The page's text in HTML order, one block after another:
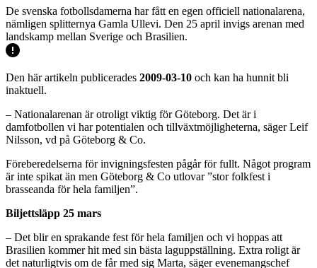
De svenska fotbollsdamerna har fått en egen officiell nationalarena,
nämligen splitternya Gamla Ullevi. Den 25 april invigs arenan med
landskamp mellan Sverige och Brasilien.
Den här artikeln publicerades 2009-03-10 och kan ha hunnit bli
inaktuell.
– Nationalarenan är otroligt viktig för Göteborg. Det är i
damfotbollen vi har potentialen och tillväxtmöjligheterna, säger Leif
Nilsson, vd på Göteborg & Co.
Föreberedelserna för invigningsfesten pågår för fullt. Något program
är inte spikat än men Göteborg & Co utlovar ”stor folkfest i
brasseanda för hela familjen”.
Biljettsläpp 25 mars
– Det blir en sprakande fest för hela familjen och vi hoppas att
Brasilien kommer hit med sin bästa laguppställning. Extra roligt är
det naturligtvis om de får med sig Marta, säger evenemangschef